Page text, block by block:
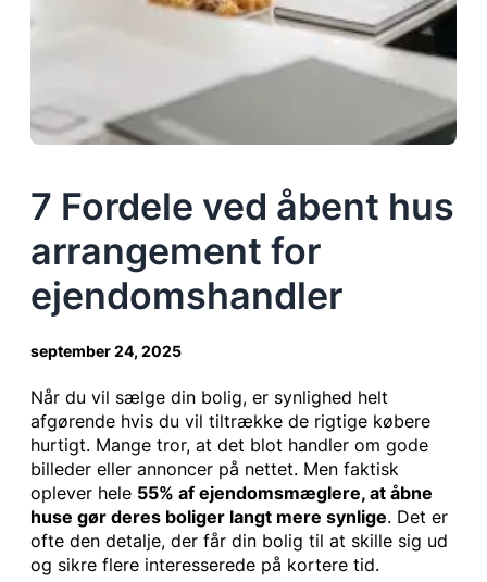
7 Fordele ved åbent hus
arrangement for
ejendomshandler
september 24, 2025
Når du vil sælge din bolig, er synlighed helt
afgørende hvis du vil tiltrække de rigtige købere
hurtigt. Mange tror, at det blot handler om gode
billeder eller annoncer på nettet. Men faktisk
oplever hele 55% af ejendomsmæglere, at åbne
huse gør deres boliger langt mere synlige. Det er
ofte den detalje, der får din bolig til at skille sig ud
og sikre flere interesserede på kortere tid.